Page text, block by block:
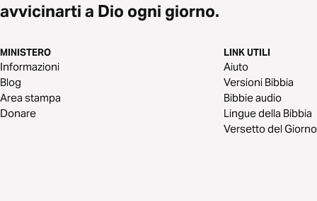
avvicinarti a Dio ogni giorno.
MINISTERO
Informazioni
Blog
Area stampa
Donare
LINK UTILI
Aiuto
Versioni Bibbia
Bibbie audio
Lingue della Bibbia
Versetto del Giorno